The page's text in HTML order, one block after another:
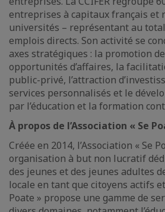
entreprises à capitaux français et
universités – représentant au
emplois directs. Son activité se
axes stratégiques : la promotion
opportunités d’affaires, la
public-privé, l’attraction
services personnalisés et le
par l’éducation et la formation
À propos de l’Association « Se
Créée en 2014, l’Association « Se
organisation à but non lucratif
des jeunes et des jeunes adultes
locale en tant que citoyens actifs
Poate » propose une gamme de